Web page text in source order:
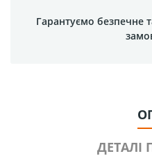
Гарантуємо безпечне
ДЕТАЛІ